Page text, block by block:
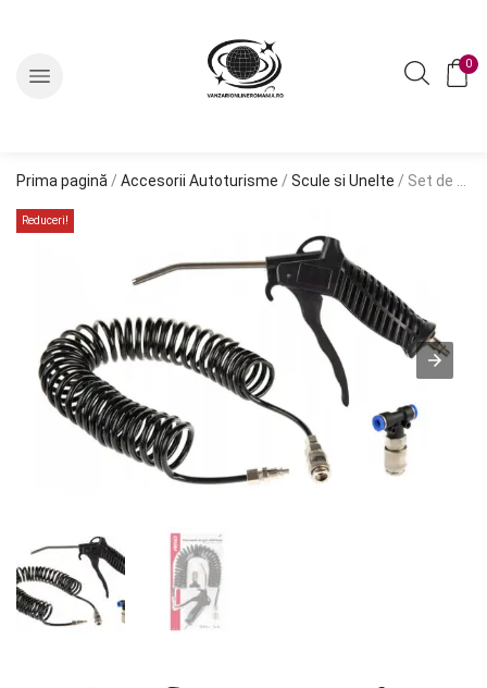
0
Prima pagină / Accesorii Autoturisme / Scule si Unelte / Set de suflat cu pistol, furtun spiralat, cuplaje, 13ATM
Reduceri!